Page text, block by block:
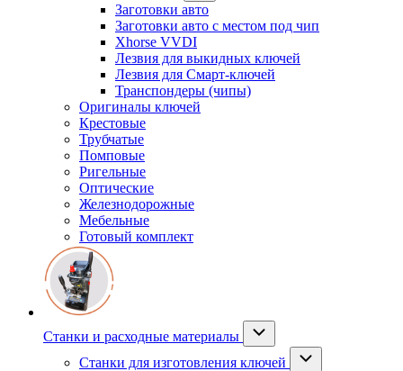
Заготовки авто
Заготовки авто с местом под чип
Xhorse VVDI
Лезвия для выкидных ключей
Лезвия для Смарт-ключей
Транспондеры (чипы)
Оригиналы ключей
Крестовые
Трубчатые
Помповые
Ригельные
Оптические
Железнодорожные
Мебельные
Готовый комплект
Станки и расходные материалы
Станки для изготовления ключей